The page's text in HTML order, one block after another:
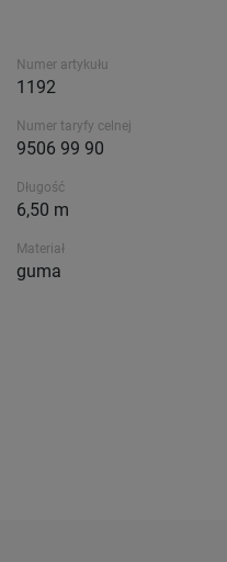
Numer artykułu
1192
Numer taryfy celnej
9506 99 90
Długość
6,50 m
Materiał
guma